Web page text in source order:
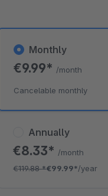
Annually
€8.33* /month
€119.88*€99.99*/year
Monthly
€9.99* /month
Cancelable monthly